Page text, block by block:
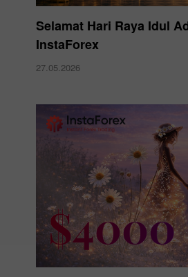
Selamat Hari Raya Idul
InstaForex
27.05.2026